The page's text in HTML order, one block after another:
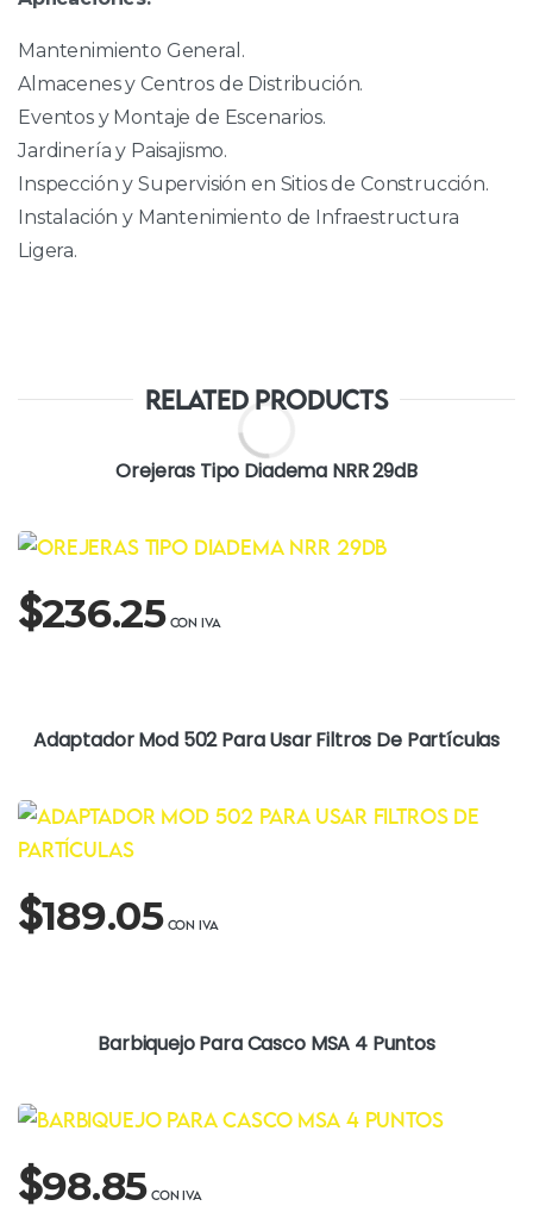
Mantenimiento General.
Almacenes y Centros de Distribución.
Eventos y Montaje de Escenarios.
Jardinería y Paisajismo.
Inspección y Supervisión en Sitios de Construcción.
Instalación y Mantenimiento de Infraestructura
Ligera.
Related Products
Orejeras Tipo Diadema NRR 29dB
$236.25
Adaptador Mod 502 Para Usar Filtros De Partículas
$189.05
Barbiquejo Para Casco MSA 4 Puntos
$98.85